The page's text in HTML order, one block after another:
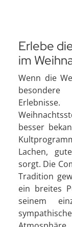
Erlebe
im
Wenn die
besondere
besser
Lachen,
sorgt. Die
Tradition
ein breites
seinem